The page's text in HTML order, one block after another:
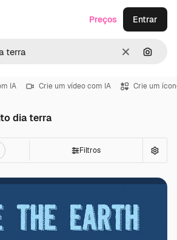
Limpar
Preços Entrar
IA Crie um vídeo com IA Crie um
dia terra
Filtros